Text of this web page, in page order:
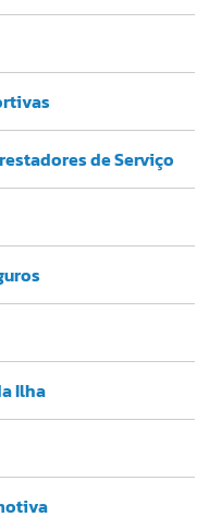
de Serviço
Ilha